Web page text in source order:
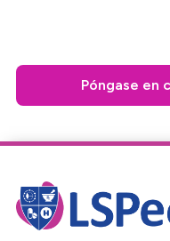
Póngase en